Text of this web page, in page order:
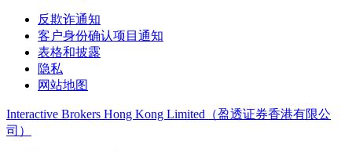
反欺诈通知
客户身份确认项目通知
表格和披露
隐私
网站地图
Interactive Brokers Hong Kong Limited（盈透证券香港有限公
司）